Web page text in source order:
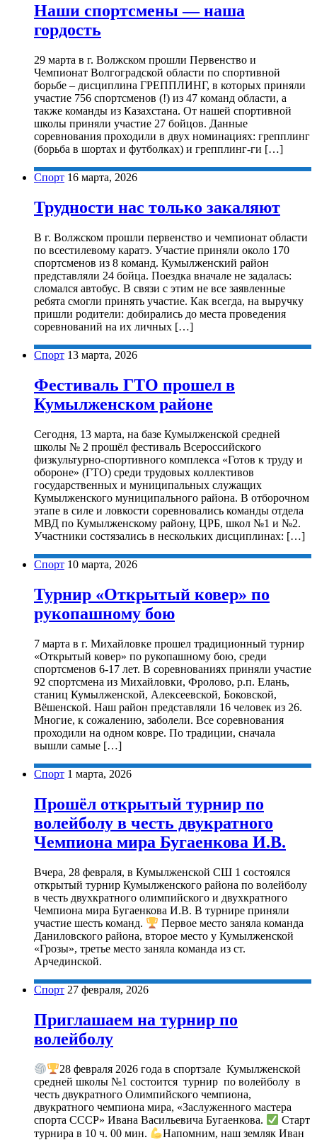
Наши спортсмены — наша
гордость
29 марта в г. Волжском прошли Первенство и
Чемпионат Волгоградской области по спортивной
борьбе – дисциплина ГРЕППЛИНГ, в которых приняли
участие 756 спортсменов (!) из 47 команд области, а
также команды из Казахстана. От нашей спортивной
школы приняли участие 27 бойцов. Данные
соревнования проходили в двух номинациях: грепплинг
(борьба в шортах и футболках) и грепплинг-ги […]
Спорт 16 марта, 2026
Трудности нас только закаляют
В г. Волжском прошли первенство и чемпионат области
по всестилевому каратэ. Участие приняли около 170
спортсменов из 8 команд. Кумылженский район
представляли 24 бойца. Поездка вначале не задалась:
сломался автобус. В связи с этим не все заявленные
ребята смогли принять участие. Как всегда, на выручку
пришли родители: добирались до места проведения
соревнований на их личных […]
Спорт 13 марта, 2026
Фестиваль ГТО прошел в
Кумылженском районе
Сегодня, 13 марта, на базе Кумылженской средней
школы № 2 прошёл фестиваль Всероссийского
физкультурно‑спортивного комплекса «Готов к труду и
обороне» (ГТО) среди трудовых коллективов
государственных и муниципальных служащих
Кумылженского муниципального района. В отборочном
этапе в силе и ловкости соревновались команды отдела
МВД по Кумылженскому району, ЦРБ, школ №1 и №2.
Участники состязались в нескольких дисциплинах: […]
Спорт 10 марта, 2026
Турнир «Открытый ковер» по
рукопашному бою
7 марта в г. Михайловке прошел традиционный турнир
«Открытый ковер» по рукопашному бою, среди
спортсменов 6-17 лет. В соревнованиях приняли участие
92 спортсмена из Михайловки, Фролово, р.п. Елань,
станиц Кумылженской, Алексеевской, Боковской,
Вёшенской. Наш район представляли 16 человек из 26.
Многие, к сожалению, заболели. Все соревнования
проходили на одном ковре. По традиции, сначала
вышли самые […]
Спорт 1 марта, 2026
Прошёл открытый турнир по
волейболу в честь двукратного
Чемпиона мира Бугаенкова И.В.
Вчера, 28 февраля, в Кумылженской СШ 1 состоялся
открытый турнир Кумылженского района по волейболу
в честь двухкратного олимпийского и двухкратного
Чемпиона мира Бугаенкова И.В. В турнире приняли
участие шесть команд.
Первое место заняла команда
Даниловского района, второе место у Кумылженской
«Грозы», третье место заняла команда из ст.
Арчединской.
Спорт 27 февраля, 2026
Приглашаем на турнир по
волейболу
28 февраля 2026 года в спортзале Кумылженской
средней школы №1 состоится турнир по волейболу в
честь двукратного Олимпийского чемпиона,
двукратного чемпиона мира, «Заслуженного мастера
спорта СССР» Ивана Васильевича Бугаенкова.
Старт
турнира в 10 ч. 00 мин.
Напомним, наш земляк Иван